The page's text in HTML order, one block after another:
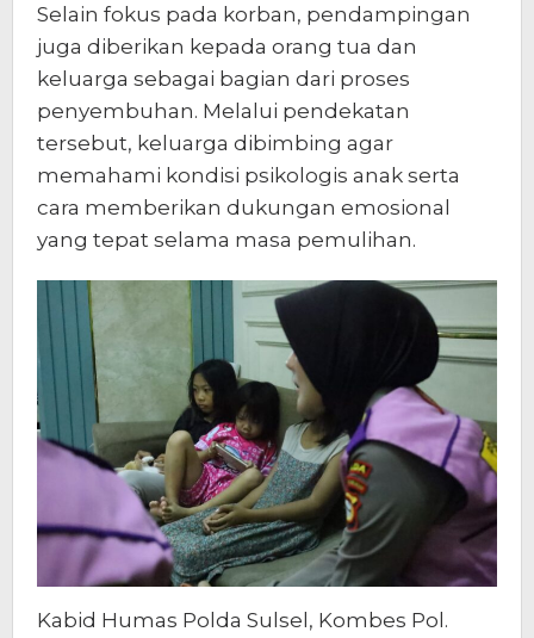
Selain fokus pada korban, pendampingan
juga diberikan kepada orang tua dan
keluarga sebagai bagian dari proses
penyembuhan. Melalui pendekatan
tersebut, keluarga dibimbing agar
memahami kondisi psikologis anak serta
cara memberikan dukungan emosional
yang tepat selama masa pemulihan.
Kabid Humas Polda Sulsel, Kombes Pol.